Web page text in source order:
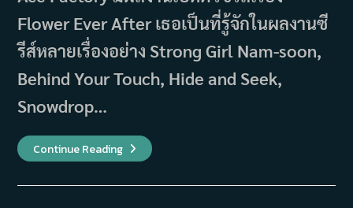
Flower Ever After เธอเป็นที่รู้จักในผลงานซี
รีส์หลายเรื่องอย่าง Strong Girl Nam-soon,
Behind Your Touch, Hide and Seek,
Snowdrop…
Continue Readingประวัติ
และ